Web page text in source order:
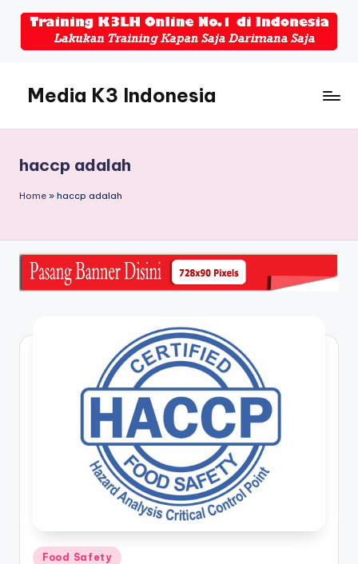
Media K3 Indonesia
Dunia
K3LH
haccp adalah
Home » haccp adalah
Posted
Food Safety